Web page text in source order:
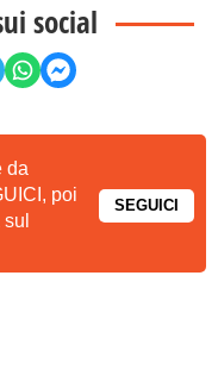
social
da
poi
SEGUICI